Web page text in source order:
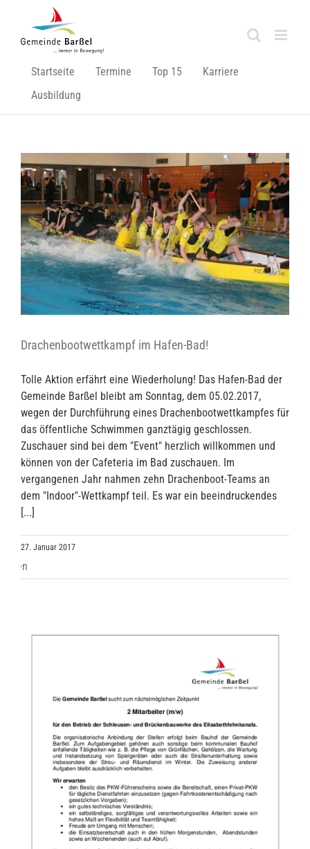
springen
Startseite Termine Top 15
Karriere
Ausbildung
Drachenbootwettkampf im Hafen-Bad!
Tolle Aktion erfährt eine Wiederholung! Das Hafen-Bad der
Gemeinde Barßel bleibt am Sonntag, dem 05.02.2017,
wegen der Durchführung eines Drachenbootwettkampfes für
das öffentliche Schwimmen ganztägig geschlossen.
Zuschauer sind bei dem "Event" herzlich willkommen und
können von der Cafeteria im Bad zuschauen. Im
vergangenen Jahr nahmen zehn Drachenboot-Teams an
dem "Indoor"-Wettkampf teil. Es war ein beeindruckendes
[...]
27. Januar 2017